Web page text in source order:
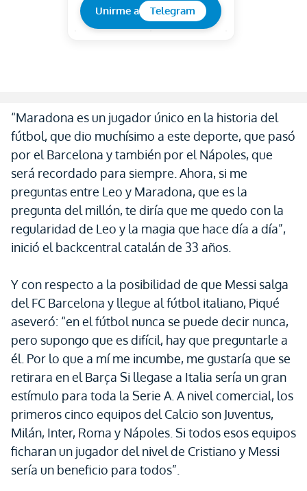
Unirme a Telegram
“Maradona es un jugador único en la historia del
fútbol, que dio muchísimo a este deporte, que pasó
por el Barcelona y también por el Nápoles, que
será recordado para siempre. Ahora, si me
preguntas entre Leo y Maradona, que es la
pregunta del millón, te diría que me quedo con la
regularidad de Leo y la magia que hace día a día”,
inició el backcentral catalán de 33 años.
Y con respecto a la posibilidad de que Messi salga
del FC Barcelona y llegue al fútbol italiano, Piqué
aseveró: “en el fútbol nunca se puede decir nunca,
pero supongo que es difícil, hay que preguntarle a
él. Por lo que a mí me incumbe, me gustaría que se
retirara en el Barça Si llegase a Italia sería un gran
estímulo para toda la Serie A. A nivel comercial, los
primeros cinco equipos del Calcio son Juventus,
Milán, Inter, Roma y Nápoles. Si todos esos equipos
ficharan un jugador del nivel de Cristiano y Messi
sería un beneficio para todos”.